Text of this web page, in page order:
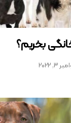
بخریم؟
3, 2022